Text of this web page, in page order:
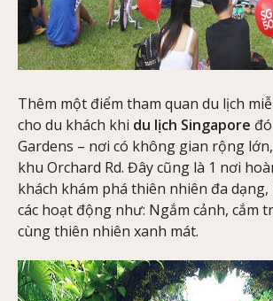
Thêm một điểm tham quan du lịch
cho du khách khi du lịch Singapore
Gardens – nơi có không gian rộng
khu Orchard Rd. Đây cũng là 1 nơi
khách khám phá thiên nhiên đa
các hoạt động như: Ngắm cảnh, cắm
cùng thiên nhiên xanh mát.